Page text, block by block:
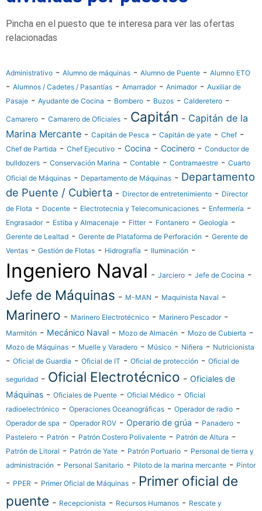
Pincha en el puesto que te interesa para ver las ofertas
relacionadas
Administrativo - Alumno de máquinas - Alumno de Puente - Alumno ETO
- Alumnos / Cadetes / Pasantías - Amarrador- Animador- Auxiliar de
Pasaje - Ayudante de Cocina - Bombero - Buzos - Calderetero -
Camarero - Camarero de Oficiales - Capitán - Capitán de la
Marina Mercante - Capitán de Pesca - Capitán de yate - Chef -
Chef de Partida - Chef Ejecutivo - Cocina - Cocinero - Conductor de
bulldozers - Conservación Marina - Contable - Contramaestre - Cuarto
Oficial de Máquinas - Departamento de Máquinas - Departamento
de Puente / Cubierta - Director de entretenimiento - Director
de Flota - Docente - Electrotecnia y Telecomunicaciones - Enfermería -
Engrasador- Estiba y Almacenaje - Fitter- Fontanero - Geología -
Gerente de Lealtad - Gerente de Plataforma de Perforación - Gerente de
Ventas - Gestión de Flotas - Hidrografía - Iluminación -
Ingeniero Naval - Jarciero - Jefe de Cocina -
Jefe de Máquinas - M-MAN - Maquinista Naval -
Marinero - Marinero Electrotécnico - Marinero Pescador-
Marmitón - Mecánico Naval - Mozo de Almacén - Mozo de Cubierta -
Mozo de Máquinas - Muelle y Varadero - Músico - Niñera - Nutricionista
- Oficial de Guardia - Oficial de IT - Oficial de protección - Oficial de
seguridad - Oficial Electrotécnico - Oficiales de
Máquinas - Oficiales de Puente - Oficial Médico - Oficial
radioelectrónico - Operaciones Oceanográficas - Operador de radio -
Operador de spa - Operador ROV - Operario de grúa - Panadero -
Pastelero - Patrón - Patrón Costero Polivalente - Patrón de Altura -
Patrón de Litoral - Patrón de Yate - Patrón Portuario - Personal de tierra y
administración - Personal Sanitario - Piloto de la marina mercante - Pintor
- PPER - Primer Oficial de Máquinas - Primer oficial de
puente - Recepcionista - Recursos Humanos - Rescate y